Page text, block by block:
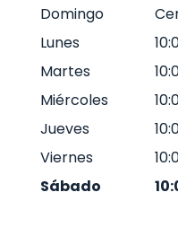
Domingo
Lunes
Martes
Miércoles
Jueves
Viernes
Sábado